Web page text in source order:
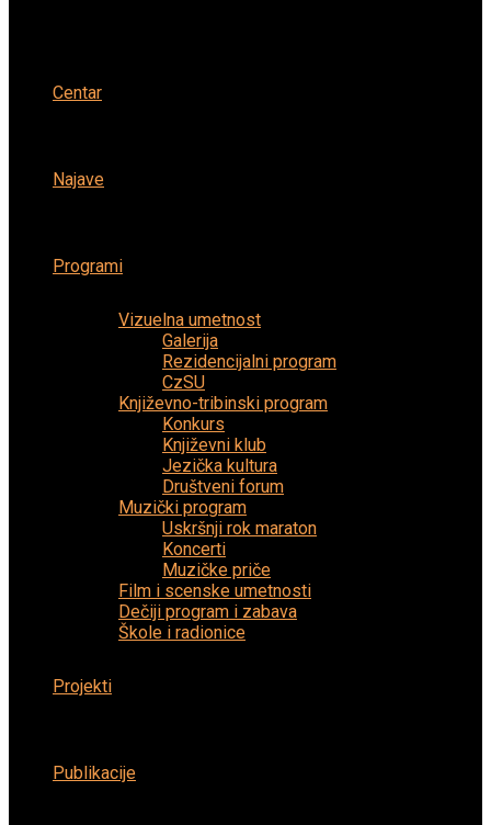
Centar
Najave
Programi
Vizuelna umetnost
Galerija
Rezidencijalni program
CzSU
Književno-tribinski program
Konkurs
Književni klub
Jezička kultura
Društveni forum
Muzički program
Uskršnji rok maraton
Koncerti
Muzičke priče
Film i scenske umetnosti
Dečiji program i zabava
Škole i radionice
Projekti
Publikacije